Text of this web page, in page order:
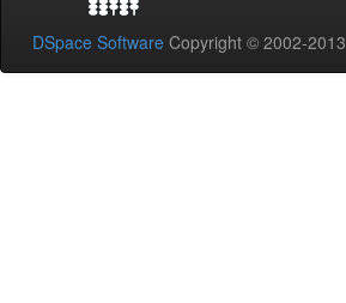
DSpace Software Copyright © 2002-2013